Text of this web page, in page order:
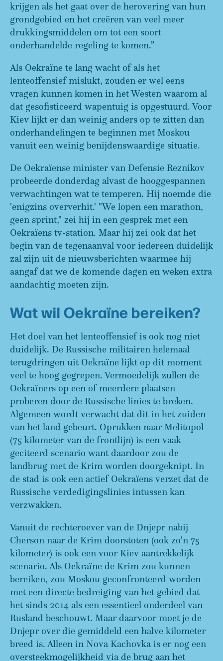
krijgen als het gaat over de herovering van hun
grondgebied en het creëren van veel meer
drukkingsmiddelen om tot een soort
onderhandelde regeling te komen.”
Als Oekraïne te lang wacht of als het
lenteoffensief mislukt, zouden er wel eens
vragen kunnen komen in het Westen waarom al
dat gesofisticeerd wapentuig is opgestuurd. Voor
Kiev lijkt er dan weinig anders op te zitten dan
onderhandelingen te beginnen met Moskou
vanuit een weinig benijdenswaardige situatie.
De Oekraïense minister van Defensie Reznikov
probeerde donderdag alvast de hooggespannen
verwachtingen wat te temperen. Hij noemde die
'enigzins oververhit.' "We lopen een marathon,
geen sprint," zei hij in een gesprek met een
Oekraïens tv-station. Maar hij zei ook dat het
begin van de tegenaanval voor iedereen duidelijk
zal zijn uit de nieuwsberichten waarmee hij
aangaf dat we de komende dagen en weken extra
aandachtig moeten zijn.
Wat wil Oekraïne bereiken?
Het doel van het lenteoffensief is ook nog niet
duidelijk. De Russische militairen helemaal
terugdringen uit Oekraïne lijkt op dit moment
veel te hoog gegrepen. Vermoedelijk zullen de
Oekraïners op een of meerdere plaatsen
proberen door de Russische linies te breken.
Algemeen wordt verwacht dat dit in het zuiden
van het land gebeurt. Oprukken naar Melitopol
(75 kilometer van de frontlijn) is een vaak
geciteerd scenario want daardoor zou de
landbrug met de Krim worden doorgeknipt. In
de stad is ook een actief Oekraïens verzet dat de
Russische verdedigingslinies intussen kan
verzwakken.
Vanuit de rechteroever van de Dnjepr nabij
Cherson naar de Krim doorstoten (ook zo'n 75
kilometer) is ook een voor Kiev aantrekkelijk
scenario. Als Oekraïne de Krim zou kunnen
bereiken, zou Moskou geconfronteerd worden
met een directe bedreiging van het gebied dat
het sinds 2014 als een essentieel onderdeel van
Rusland beschouwt. Maar daarvoor moet je de
Dnjepr over die gemiddeld een halve kilometer
breed is. Alleen in Nova Kachovka is er nog een
oversteekmogelijkheid via de brug aan het